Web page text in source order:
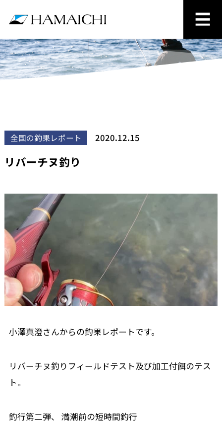
全国の釣果レポート 2020.12.15
リバーチヌ釣り
小澤真澄さんからの釣果レポートです。
リバーチヌ釣りフィールドテスト及び加工付餌のテス
ト。
釣行第二弾、 満潮前の短時間釣行